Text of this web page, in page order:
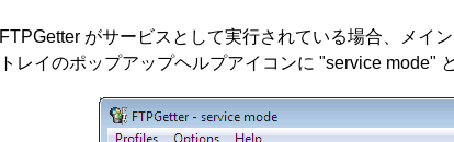
FTPGetter がサービスとして実行されている場合、メイ
トレイのポップアップヘルプアイコンに "service mode"